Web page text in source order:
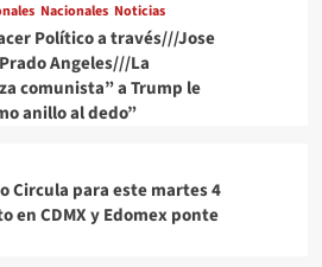
Nacionales Noticias
Político a través///Jose
Angeles///La
comunista” a Trump le
anillo al dedo”
Circula para este martes 4
en CDMX y Edomex ponte